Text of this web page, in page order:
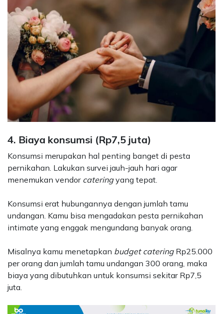
4. Biaya konsumsi (Rp7,5 juta)
Konsumsi merupakan hal penting banget di pesta
pernikahan. Lakukan survei jauh-jauh hari agar
menemukan vendor cateringyang tepat.
Konsumsi erat hubungannya dengan jumlah tamu
undangan. Kamu bisa mengadakan pesta pernikahan
intimate yang enggak mengundang banyak orang.
Misalnya kamu menetapkan budget cateringRp25.000
per orang dan jumlah tamu undangan 300 orang, maka
biaya yang dibutuhkan untuk konsumsi sekitar Rp7,5
juta.